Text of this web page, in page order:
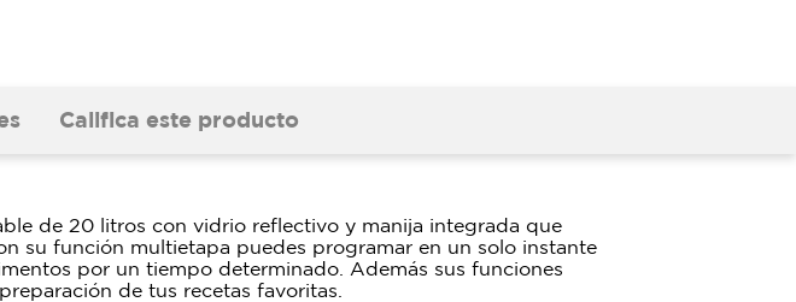
Califica este producto
de 20 litros con vidrio reflectivo y manija integrada que
su función multietapa puedes programar en un solo instante
por un tiempo determinado. Además sus funciones
de tus recetas favoritas.